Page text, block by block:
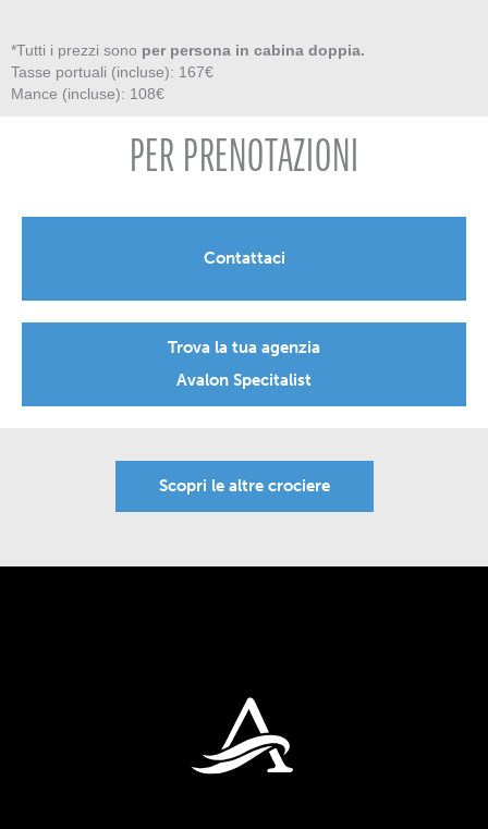
*Tutti i prezzi sono per persona in cabina doppia.
Tasse portuali (incluse): 167€
Mance (incluse): 108€
PER PRENOTAZIONI
Contattaci
Trova la tua agenzia
Avalon Specitalist
Scopri le altre crociere